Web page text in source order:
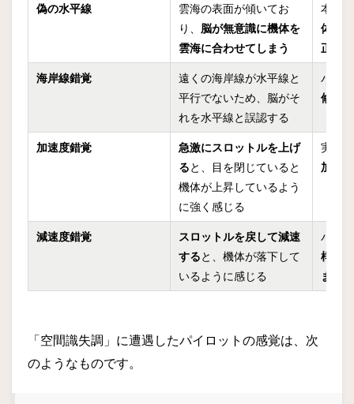
偽の水平線
雲海の表面が傾いてお
り、 脳が無意識に機体を
雲海に合わせてしまう
本来
体が
正」
海岸線錯覚
遠くの海岸線が水平線と
平行でないため、脳がそ
れを水平線と誤認する
パイ
修正
加速度錯覚
急激にスロットルを上げ
ると、目を閉じていると
機体が上昇しているよう
に強く感じる
実際
加速
減速度錯覚
スロットルを戻して減速
すると、機体が落下して
いるように感じる
パイ
桿を
まう
「空間識失調」に遭遇したパイロットの感覚は、次
のようなものです。